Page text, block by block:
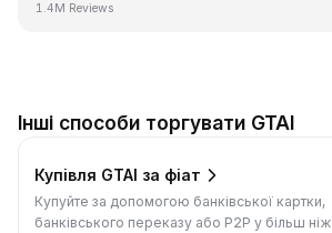
1.4M Reviews
Інші способи торгувати GTAI
Купівля GTAI за фіат
Купуйте за допомогою банківської картки,
банківського переказу або P2P у більш ніж